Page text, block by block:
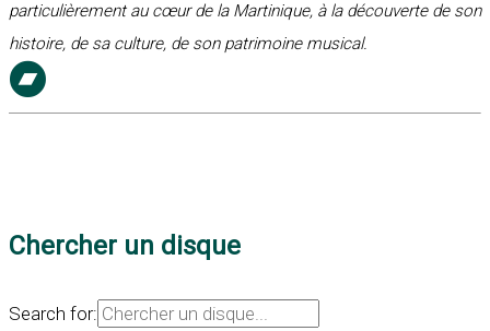
particulièrement au cœur de la Martinique, à la découverte de son
histoire, de sa culture, de son patrimoine musical.
Chercher un disque
Search for: